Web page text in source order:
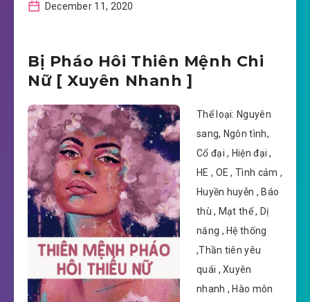
December 11, 2020
Bị Pháo Hôi Thiên Mệnh Chi
Nữ [ Xuyên Nhanh ]
Thể loại: Nguyên
sang, Ngôn tình,
Cổ đại , Hiện đại ,
HE , OE , Tình cảm ,
Huyền huyễn , Báo
thù , Mạt thế , Dị
năng , Hệ thống
,Thần tiên yêu
quái , Xuyên
nhanh , Hào môn